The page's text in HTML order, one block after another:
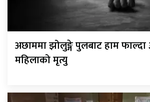
अछाममा झोलुङ्गे पुलबाट हाम फाल्दा
महिलाको मृत्यु